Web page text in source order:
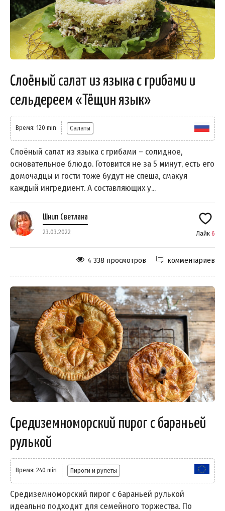
Слоёный салат из языка с грибами и
сельдереем «Тёщин язык»
Время: 120 min Салаты
Слоёный салат из языка с грибами – солидное,
основательное блюдо. Готовится не за 5 минут, есть его
домочадцы и гости тоже будут не спеша, смакуя
каждый ингредиент. А составляющих у...
Шнип Светлана
23.03.2022 Лайк 6
комментариев
4 338 просмотров
Средиземноморский пирог с бараньей
рулькой
Время: 240 min Пироги и рулеты
Средиземноморский пирог с бараньей рулькой
идеально подходит для семейного торжества. По